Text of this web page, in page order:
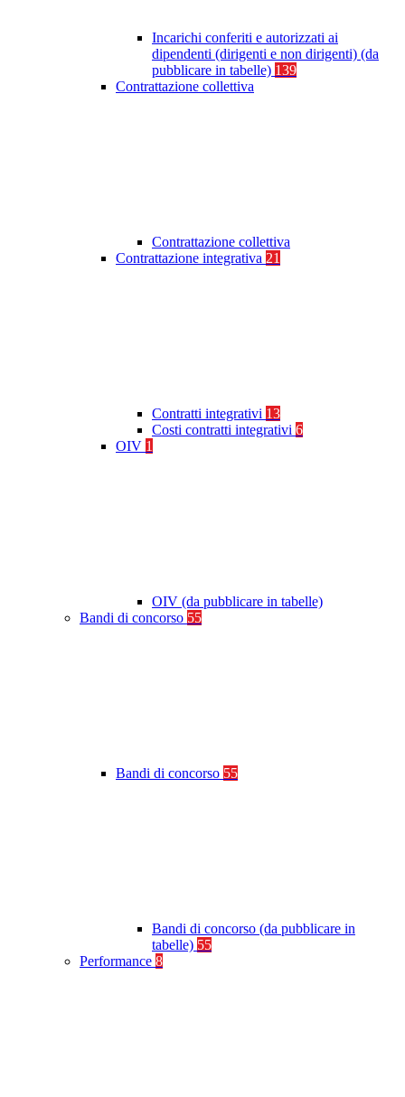
Incarichi conferiti e autorizzati ai
dipendenti (dirigenti e non dirigenti) (da
pubblicare in tabelle) 139
Contrattazione collettiva
Contrattazione collettiva
Contrattazione integrativa 21
Contratti integrativi 13
Costi contratti integrativi 6
OIV 1
OIV (da pubblicare in tabelle)
Bandi di concorso 55
Bandi di concorso 55
Bandi di concorso (da pubblicare in
tabelle) 55
Performance 8